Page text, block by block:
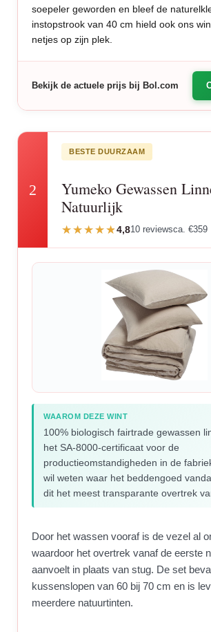
soepeler geworden en bleef de
instopstrook van 40 cm hield ook ons
netjes op zijn plek.
Bekijk de actuele prijs bij Bol.com
2
BESTE DUURZAAM
Yumeko Gewassen
Natuurlijk
4,810 reviewsca. €359
WAAROM DEZE WINT
100% biologisch fairtrade gewassen
het SA-8000-certificaat voor de
productieomstandigheden in de
wil weten waar het beddengoed
dit het meest transparante overtrek
Door het wassen vooraf is de vezel al
waardoor het overtrek vanaf de eerste
aanvoelt in plaats van stug. De set
kussenslopen van 60 bij 70 cm en is
meerdere natuurtinten.